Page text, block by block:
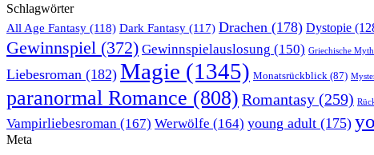
Schlagwörter
All Age Fantasy (118) Dark Fantasy (117) Drachen (178) Dystopie
Gewinnspiel (372) Gewinnspielauslosung (150) Griechische
Liebesroman (182) Magie (1345) Monatsrückblick (87)
paranormal Romance (808) Romantasy (259)
Vampirliebesroman (167) Werwölfe (164) young adult (175)
Meta